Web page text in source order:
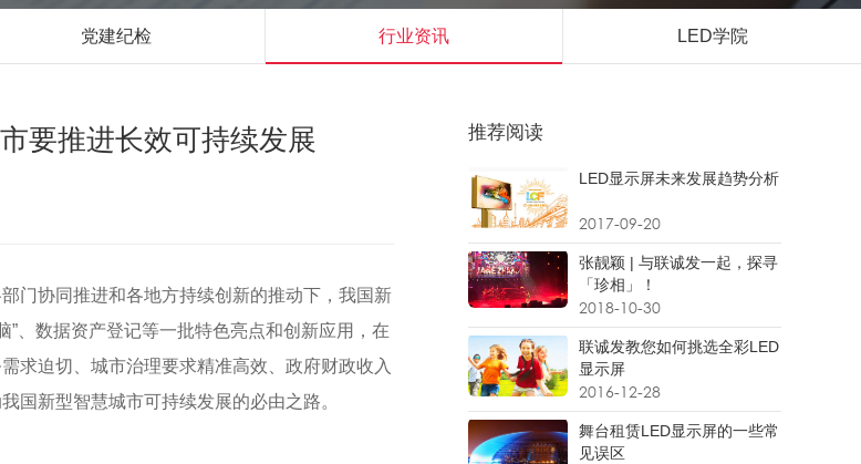
党建纪检 行业资讯 LED学院
要推进长效可持续发展
门协同推进和各地方持续创新的推动下，我国新
”、数据资产登记等一批特色亮点和创新应用，在
求迫切、城市治理要求精准高效、政府财政收入
国新型智慧城市可持续发展的必由之路。
推荐阅读
LED显示屏未来发展趋势分析
2017-09-20
张靓颖 | 与联诚发一起，探寻
「珍相」！
2018-10-30
联诚发教您如何挑选全彩LED
显示屏
2016-12-28
舞台租赁LED显示屏的一些常
见误区